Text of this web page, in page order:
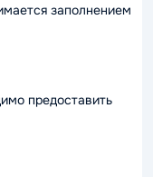
заполнением
предоставить